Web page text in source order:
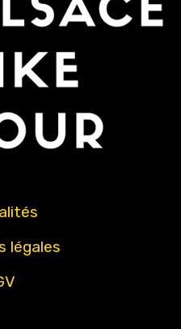
légales